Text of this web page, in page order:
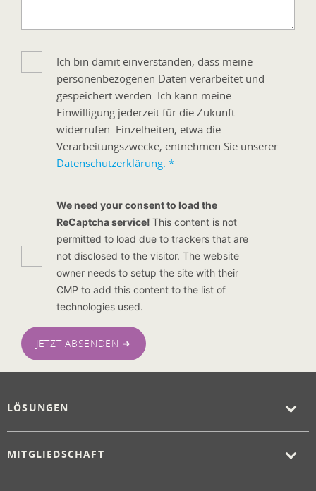
Ich bin damit einverstanden, dass meine
personenbezogenen Daten verarbeitet und
gespeichert werden. Ich kann meine
Einwilligung jederzeit für die Zukunft
widerrufen. Einzelheiten, etwa die
Verarbeitungszwecke, entnehmen Sie unserer
Datenschutzerklärung. *
We need your consent to load the
ReCaptcha service! This content is not
permitted to load due to trackers that are
not disclosed to the visitor. The website
owner needs to setup the site with their
CMP to add this content to the list of
technologies used.
JETZT ABSENDEN ➜
LÖSUNGEN
MITGLIEDSCHAFT